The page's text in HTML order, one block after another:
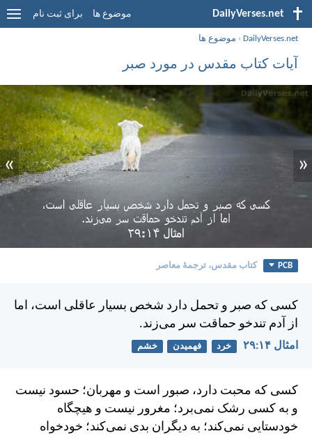
DailyVerses.net موضوع ها برای ثبت نام
DailyVerses.net
› موضوع ها
آیات کتاب مقدس در مورد صبر
«
»
PCB کتاب مقدس، ترجمۀ معاصر
كسی كه صبر و تحمل دارد شخص بسيار عاقلی است، اما
از آدم تندخو حماقت سر می‌زند.
امثال ۱۴:‏۲۹ خرد فهمیدن خشم
كسی كه محبت دارد، صبور است و مهربان؛ حسود نيست
و به كسی رشک نمی‌برد؛ مغرور نيست و هيچگاه
خودستايی نمی‌كند؛ به ديگران بدی نمی‌كند؛ خودخواه